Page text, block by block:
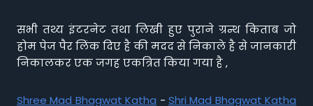
सभी तथ्य इंटरनेट तथा लिखी हुए पुराने ग्रन्थ किताब जो
होम पेज पैर लिंक दिए है की मदद से निकाले है से जानकारी
निकालकर एक जगह एकत्रित किया गया है ,
Shree Mad Bhagwat Katha - Shri Mad Bhagwat Katha